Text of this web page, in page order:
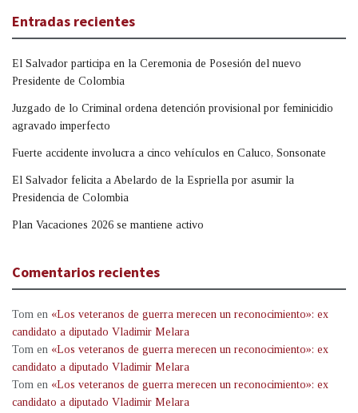
Entradas recientes
El Salvador participa en la Ceremonia de Posesión del nuevo
Presidente de Colombia
Juzgado de lo Criminal ordena detención provisional por feminicidio
agravado imperfecto
Fuerte accidente involucra a cinco vehículos en Caluco, Sonsonate
El Salvador felicita a Abelardo de la Espriella por asumir la
Presidencia de Colombia
Plan Vacaciones 2026 se mantiene activo
Comentarios recientes
Tom en «Los veteranos de guerra merecen un reconocimiento»: ex
candidato a diputado Vladimir Melara
Tom en «Los veteranos de guerra merecen un reconocimiento»: ex
candidato a diputado Vladimir Melara
Tom en «Los veteranos de guerra merecen un reconocimiento»: ex
candidato a diputado Vladimir Melara